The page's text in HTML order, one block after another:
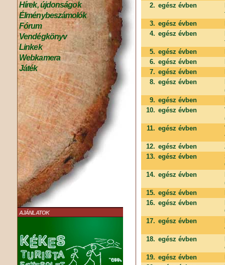
Hírek, újdonságok
Élménybeszámolók
Fórum
Vendégkönyv
Linkek
Webkamera
Játék
AJÁNLATOK
2. egész évben
3. egész évben
4. egész évben
5. egész évben
6. egész évben
7. egész évben
8. egész évben
9. egész évben
10. egész évben
11. egész évben
12. egész évben
13. egész évben
14. egész évben
15. egész évben
16. egész évben
17. egész évben
18. egész évben
19. egész évben